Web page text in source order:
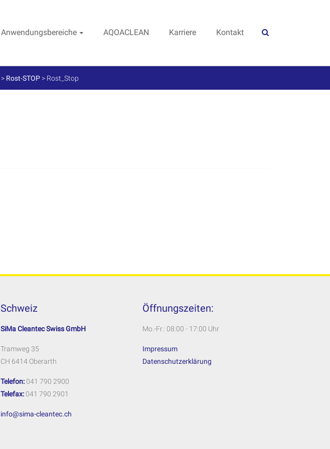
Anwendungsbereiche AQOACLEAN Karriere Kontakt
> Rost-STOP > Rost_Stop
Schweiz
SiMa Cleantec Swiss GmbH
Tramweg 35
CH 6414 Oberarth
Telefon: 041 790 2900
Telefax: 041 790 2901
info@sima-cleantec.ch
Öffnungszeiten:
Mo.-Fr.: 08:00 - 17:00 Uhr
Impressum
Datenschutzerklärung